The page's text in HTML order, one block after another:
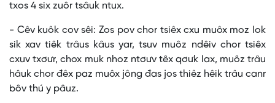
txos 4 six zuôr tsâuk ntux.
- Cêv kuôk cov sêi: Zos pov chor tsiêx cxu muôx moz lok
sik xav tiêk trâus kâus yar, tsuv muôz ndêiv chor tsiêx
cxuv txơưr, chox muk nhoz ntơưv têx qơưk lax, muôz trâu
hâuk chor đêx paz muôx jông đas jos thiêz hêik trâu canr
bôv thú y pâuz.